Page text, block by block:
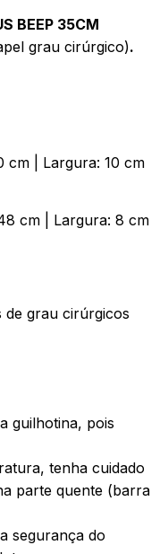
BEEP 35CM
grau cirúrgico).
cm | Largura: 10 cm
cm | Largura: 8 cm
grau cirúrgicos
guilhotina, pois
tenha cuidado
parte quente (barra
segurança do